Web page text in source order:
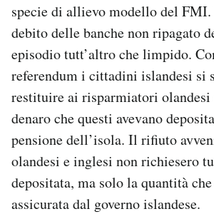
specie di allievo modello del FMI.
debito delle banche non ripagato
episodio tutt’altro che limpido.
referendum i cittadini islandesi si
restituire ai risparmiatori
denaro che questi avevano
pensione dell’isola. Il rifiuto
olandesi e inglesi non richiesero
depositata, ma solo la quantità
assicurata dal governo islandese.